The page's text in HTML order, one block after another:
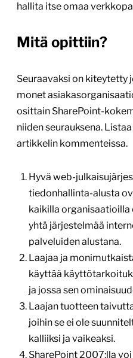
hallita itse omaa
Mitä opittiin?
Seuraavaksi on kiteytetty
monet
osittain SharePoint-
niiden seurauksena.
artikkelin kommenteissa.
Hyvä web-
tiedonhallinta-alusta
kaikilla organisaatioilla
yhtä järjestelmää
palveluiden alustana.
Laajaa ja
käyttää
ja jossa sen
Laajan tuotteen
joihin se ei ole
kalliiksi ja vaikeaksi.
SharePoint 2007:lla